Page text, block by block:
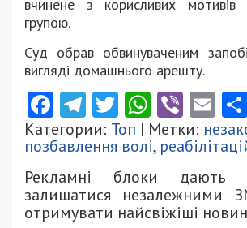
вчинене з корисливих мотивів
групою.
Суд обрав обвинуваченим
вигляді домашнього арешту.
Facebook
Telegram
TwitterViber
Категории: Топ | Метки:
позбавлення волі,
Рекламні блоки дають
залишатися незалежними
отримувати найсвіжіші